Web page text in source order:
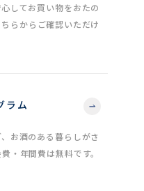
してお買い物をおたの
らからご確認いただけ
ラム
お酒のある暮らしがさ
・年間費は無料です。